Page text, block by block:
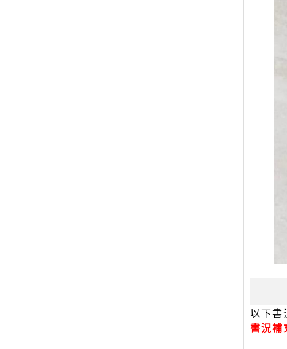
以下書
書況補